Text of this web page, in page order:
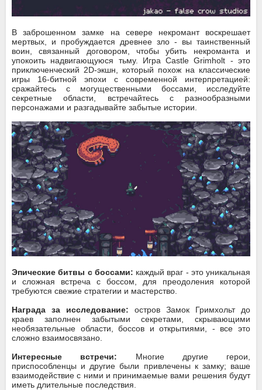
В заброшенном замке на севере некромант воскрешает
мертвых, и пробуждается древнее зло - вы таинственный
воин, связанный договором, чтобы убить некроманта и
упокоить надвигающуюся тьму. Игра Castle Grimholt - это
приключенческий 2D-экшн, который похож на классические
игры 16-битной эпохи с современной интерпретацией:
сражайтесь с могущественными боссами, исследуйте
секретные области, встречайтесь с разнообразными
персонажами и разгадывайте забытые истории.
Эпические битвы с боссами: каждый враг - это уникальная
и сложная встреча с боссом, для преодоления которой
требуются свежие стратегии и мастерство.
Награда за исследование: остров Замок Гримхольт до
краев заполнен забытыми секретами, скрывающими
необязательные области, боссов и открытиями, - все это
сложно взаимосвязано.
Интересные встречи: Многие другие герои,
приспособленцы и другие были привлечены к замку; ваше
взаимодействие с ними и принимаемые вами решения будут
иметь длительные последствия.